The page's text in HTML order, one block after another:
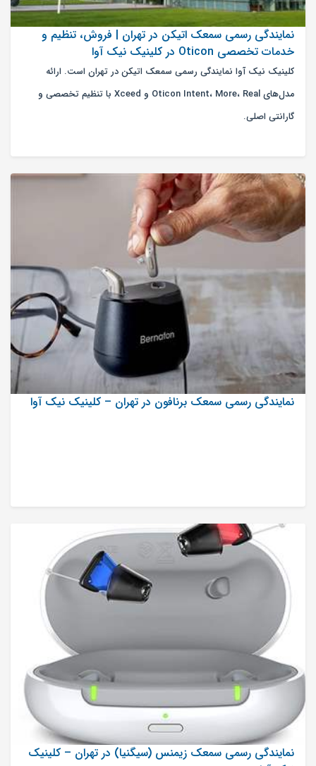
نمایندگی رسمی سمعک اتیکن در تهران | فروش، تنظیم و
خدمات تخصصی Oticon در کلینیک نیک آوا
کلینیک نیک آوا نمایندگی رسمی سمعک اتیکن در تهران است. ارائه
مدل‌های Oticon Intent، More، Real و Xceed با تنظیم تخصصی و
گارانتی اصلی.
نمایندگی رسمی سمعک برنافون در تهران – کلینیک نیک آوا
نمایندگی رسمی سمعک زیمنس (سیگنیا) در تهران – کلینیک